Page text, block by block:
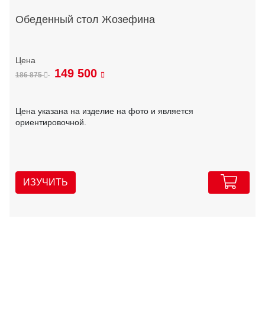
Обеденный стол Жозефина
186 875 149 500
Цена указана на изделие на фото и является
ориентировочной.
ИЗУЧИТЬ